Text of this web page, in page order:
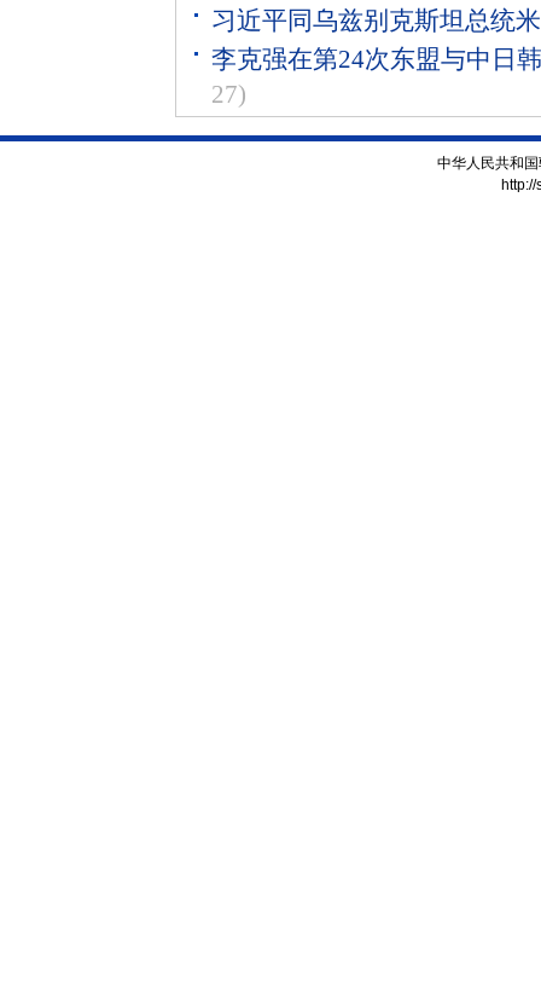
习近平同乌兹别克斯坦总统
李克强在第24次东盟与中日
27)
中华人民共和